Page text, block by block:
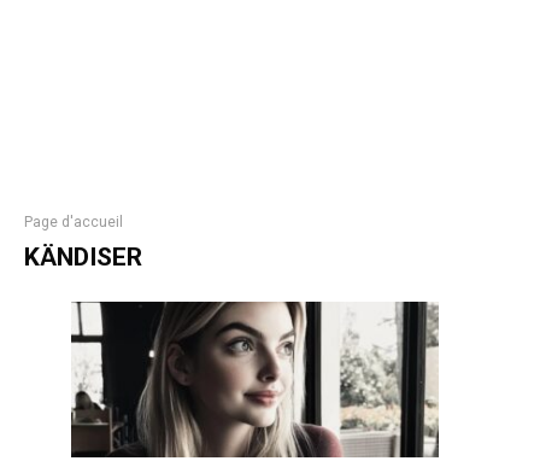
Page d'accueil
KÄNDISER